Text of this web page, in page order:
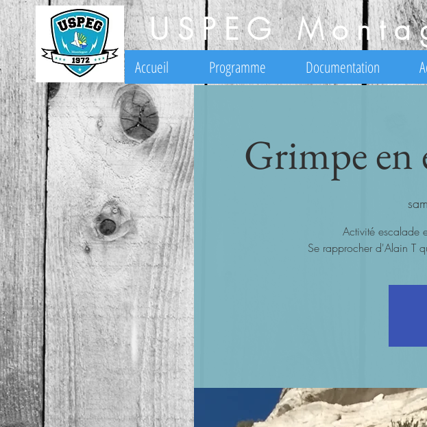
USPEG
Accueil Programme Documentation
Grimpe en
Activité escalade
Se rapprocher d'Alain T